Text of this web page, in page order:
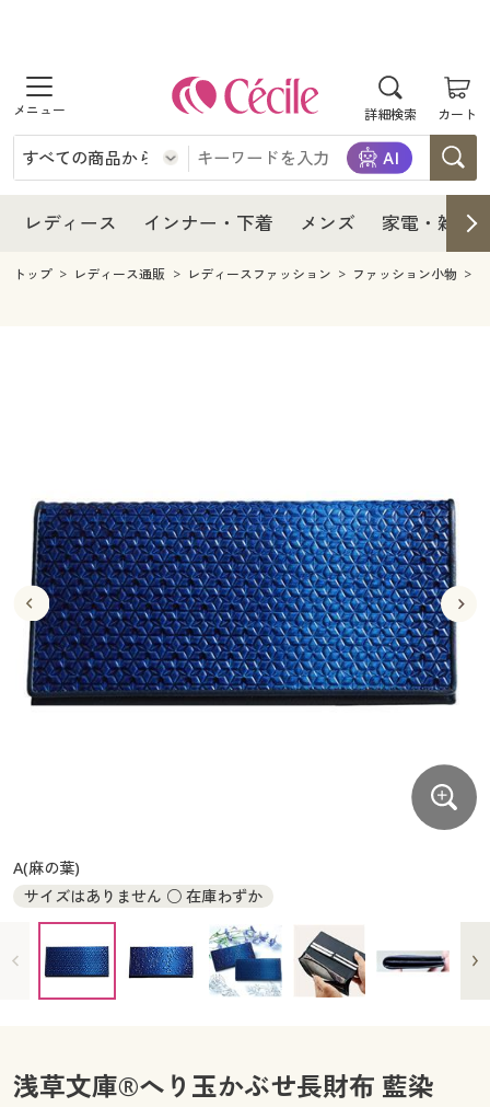
詳細検索 カート
商品を探す
レディース
レディースファッション
インナー・下着
インナー・下着通販すべて
メンズ
キッチン・雑貨・日用品
家具・収納
寝具・ベッド
カーテン・ラグ・ファブリック
美容・健康通販すべて
美容・健康・サプリメント
制服・スクール
制服・スクールすべて
制服・学生服
ジュニア・ティーンズ下着
大きいサイズ
大きいサイズ通販すべて
大きいサイズ レディース服
大きいサイズ 事務・制服
バーゲン
バーゲンセール
詳細検索
カタログ・チラシからのご注文
デジタルカタログ
カタログ無料プレゼント
マイページ
レディース インナー・下着 メンズ 家電・雑貨
レディース
レディース通販すべて
レディースファッション
インナー・下着
インナー・下着通販すべて
メンズ
寝具・ベッド
カーテン・ラグ・ファブリック
美容・健康・サプリメント
制服・スクールすべて
制服・学生服
ジュニア・ティーンズ下着
大きいサイズ
大きいサイズ通販すべて
大きいサイズ レディース服
大きいサイズ レディース下着
バーゲン
バーゲンセール
シークレットセール
詳細検索
商品カテゴリ一覧
カタログ無料プレゼント
会員メニュー
閲覧履歴
トップ レディース通販 レディースファッション ファッション小物
A(麻の葉)
サイズはありません ○ 在庫わずか
浅草文庫®へり玉かぶせ長財布 藍染